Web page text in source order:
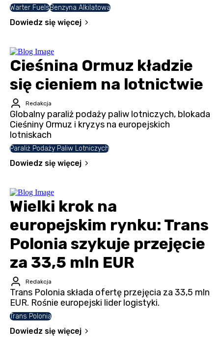
Warter FuelsBenzyna Alkilatowa
Dowiedz się więcej
Cieśnina Ormuz kładzie
się cieniem na lotnictwie
Redakcja
Globalny paraliż podaży paliw lotniczych, blokada
Cieśniny Ormuz i kryzys na europejskich
lotniskach
Paraliż Podaży Paliw Lotniczych
Dowiedz się więcej
Wielki krok na
europejskim rynku: Trans
Polonia szykuje przejęcie
za 33,5 mln EUR
Redakcja
Trans Polonia składa ofertę przejęcia za 33,5 mln
EUR. Rośnie europejski lider logistyki.
Trans Polonia
Dowiedz się więcej